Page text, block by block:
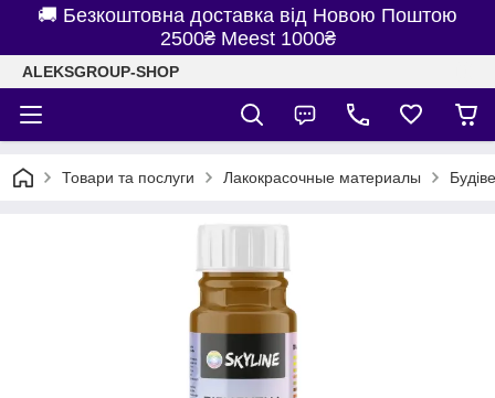
🚚 Безкоштовна доставка від Новою Поштою
2500₴ Meest 1000₴
ALEKSGROUP-SHOP
Товари та послуги Лакокрасочные материалы